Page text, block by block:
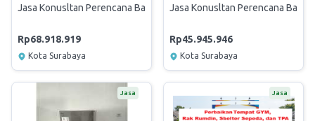
Jasa Konusltan Perencana Basic Design Lobby Gedung Menara
Rp68.918.919
Kota Surabaya
Jasa Konusltan Perencana Basic
Rp45.945.946
Kota Surabaya
Jasa Jasa